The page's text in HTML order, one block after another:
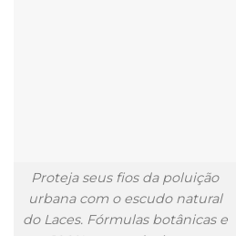
Proteja seus fios da poluição
urbana com o escudo natural
do Laces. Fórmulas botânicas e